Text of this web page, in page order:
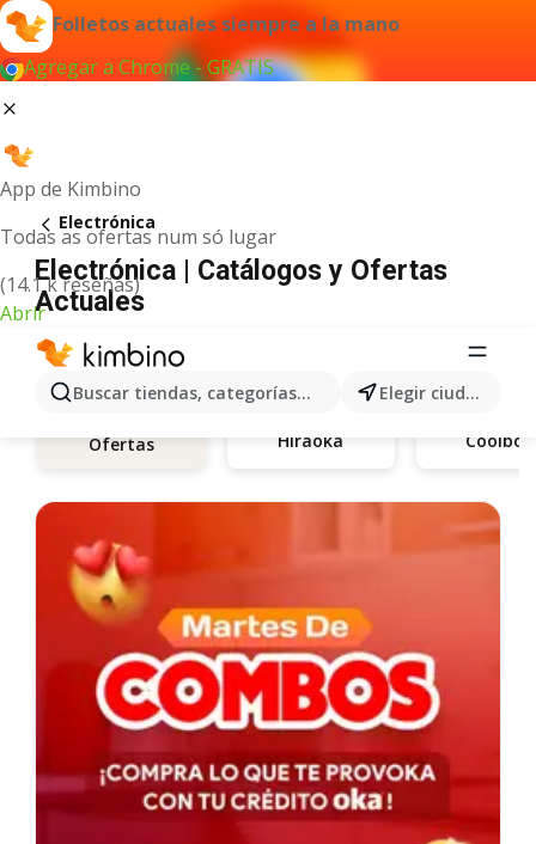
Folletos actuales siempre a la mano
Agregar a Chrome - GRATIS
App de Kimbino
Todas as ofertas num só lugar
(14.1 k reseñas)
Abrir
Buscar tiendas, categorías, productos... Elegir ciudad
Electrónica
Electrónica | Catálogos y Ofertas
Actuales
Ofertas Hiraoka Coolbox